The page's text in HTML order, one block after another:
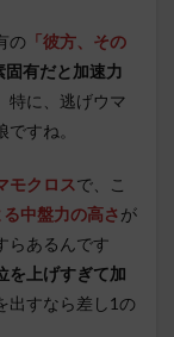
の 「彼方、その
固有だと加速力
特に、逃げウマ
すね。
モクロスで、こ
中盤力の高さ が
らあるんです
を上げすぎて加
出すなら差し1の